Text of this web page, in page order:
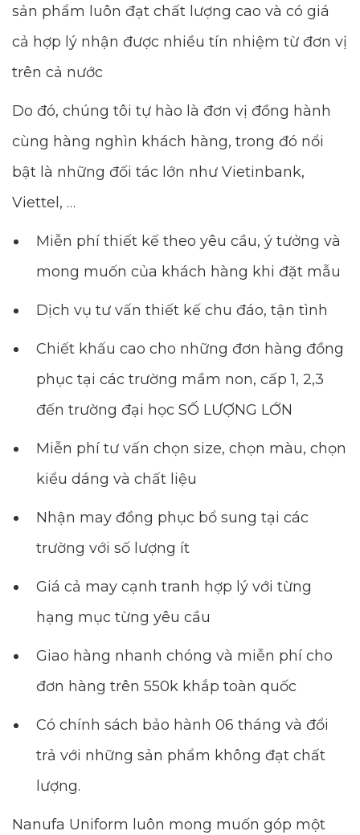
sản phẩm luôn đạt chất lượng cao và có giá
cả hợp lý nhận được nhiều tín nhiệm từ đơn vị
trên cả nước
Do đó, chúng tôi tự hào là đơn vị đồng hành
cùng hàng nghìn khách hàng, trong đó nổi
bật là những đối tác lớn như Vietinbank,
Viettel, …
Miễn phí thiết kế theo yêu cầu, ý tưởng và
mong muốn của khách hàng khi đặt mẫu
Dịch vụ tư vấn thiết kế chu đáo, tận tình
Chiết khấu cao cho những đơn hàng đồng
phục tại các trường mầm non, cấp 1, 2,3
đến trường đại học SỐ LƯỢNG LỚN
Miễn phí tư vấn chọn size, chọn màu, chọn
kiểu dáng và chất liệu
Nhận may đồng phục bổ sung tại các
trường với số lượng ít
Giá cả may cạnh tranh hợp lý với từng
hạng mục từng yêu cầu
Giao hàng nhanh chóng và miễn phí cho
đơn hàng trên 550k khắp toàn quốc
Có chính sách bảo hành 06 tháng và đổi
trả với những sản phẩm không đạt chất
lượng.
Nanufa Uniform luôn mong muốn góp một